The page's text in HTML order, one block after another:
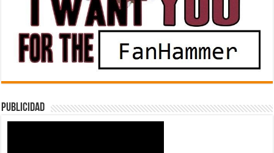
Publicidad